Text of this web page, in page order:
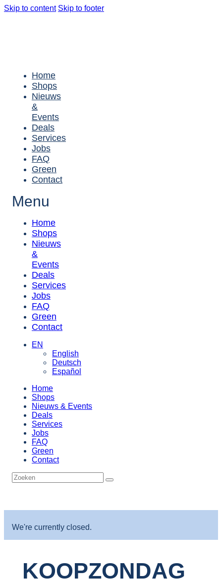
Skip to content Skip to footer
Home
Shops
Nieuws
&
Events
Deals
Services
Jobs
FAQ
Green
Contact
Menu
Home
Shops
Nieuws
&
Events
Deals
Services
Jobs
FAQ
Green
Contact
EN
English
Deutsch
Español
Home
Shops
Nieuws & Events
Deals
Services
Jobs
FAQ
Green
Contact
We're currently closed.
KOOPZONDAG